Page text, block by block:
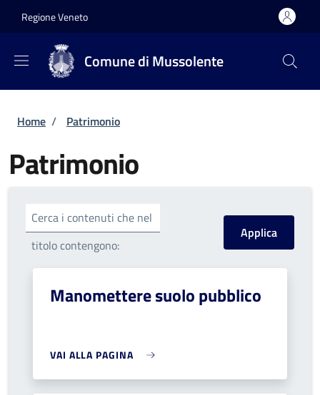
Regione Veneto
Comune di Mussolente
Briciole di pane
Home / Patrimonio
Patrimonio
Cerca i contenuti che nel
titolo contengono:
Manomettere suolo pubblico
VAI ALLA PAGINA